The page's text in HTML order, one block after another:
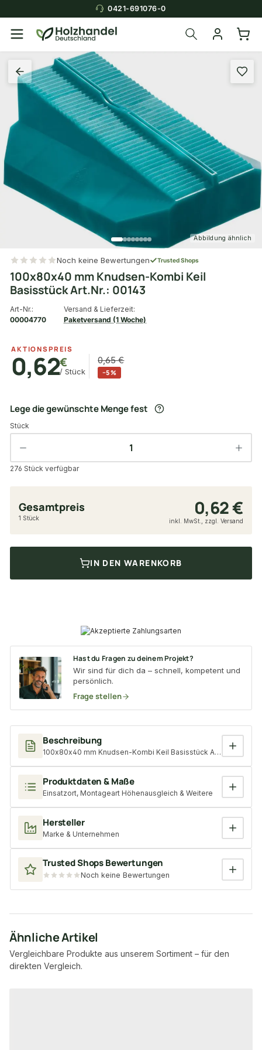
0421-691076-0
Abbildung ähnlich
Beschreibung
100x80x40 mm Knudsen-Kombi Keil Basisstück Art.Nr.: 00143
Produktdaten & Maße
Einsatzort, Montageart Höhenausgleich & Weitere
Hersteller
Marke & Unternehmen
Trusted Shops Bewertungen
Noch keine Bewertungen
Noch keine Bewertungen Trusted Shops
100x80x40 mm Knudsen-Kombi Keil
Basisstück Art.Nr.: 00143
Art-Nr.:
00004770
Versand & Lieferzeit:
Paketversand (1 Woche)
AKTIONSPREIS
0,62€
/ Stück
0,65 €
−5 %
Lege die gewünschte Menge fest
Stück
276 Stück verfügbar
Gesamtpreis 0,62 €
1 Stück inkl. MwSt., zzgl. Versand
IN DEN WARENKORB
Hast du Fragen zu deinem Projekt?
Wir sind für dich da – schnell, kompetent und
persönlich.
Frage stellen
Ähnliche Artikel
Vergleichbare Produkte aus unserem Sortiment – für den
direkten Vergleich.